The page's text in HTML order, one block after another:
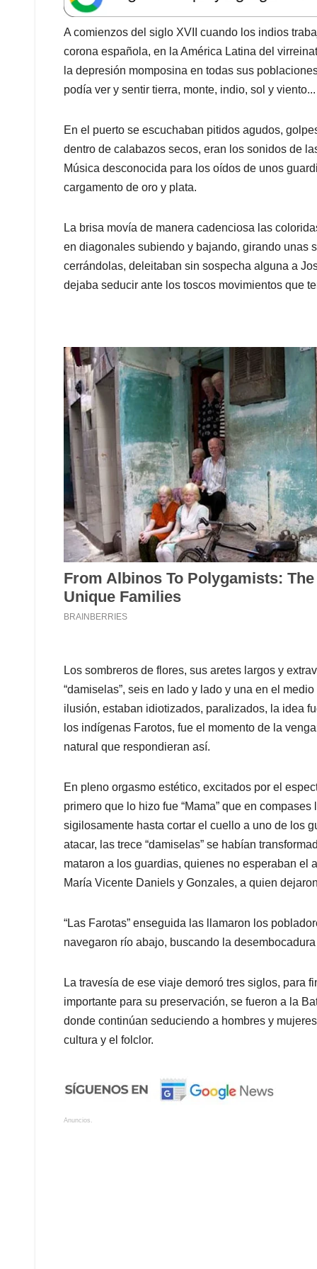
s
A
p
p
b
o
o
k
e
d
I
n
l
a
d
s
A comienzos del siglo XVII cuando los indios
corona española, en la América Latina del
la depresión momposina en todas sus
podía ver y sentir tierra, monte, indio, sol y viento...
En el puerto se escuchaban pitidos agudos,
dentro de calabazos secos, eran los sonidos de
Música desconocida para los oídos de unos
cargamento de oro y plata.
La brisa movía de manera cadenciosa las
en diagonales subiendo y bajando, girando unas
cerrándolas, deleitaban sin sospecha alguna a
dejaba seducir ante los toscos movimientos que
Los sombreros de flores, sus aretes largos y
“damiselas”, seis en lado y lado y una en el
ilusión, estaban idiotizados, paralizados, la idea
los indígenas Farotos, fue el momento de la
natural que respondieran así.
En pleno orgasmo estético, excitados por el
primero que lo hizo fue “Mama” que en
sigilosamente hasta cortar el cuello a uno de los
atacar, las trece “damiselas” se habían
mataron a los guardias, quienes no esperaban el
María Vicente Daniels y Gonzales, a quien
“Las Farotas” enseguida las llamaron los
navegaron río abajo, buscando la
La travesía de ese viaje demoró tres siglos, para
importante para su preservación, se fueron a la
donde continúan seduciendo a hombres y
cultura y el folclor.
Anuncios.